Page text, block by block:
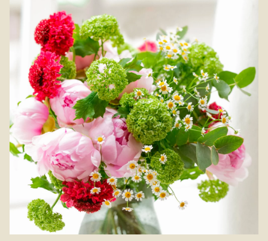
disponible à la livraison à Lille et ses environs.